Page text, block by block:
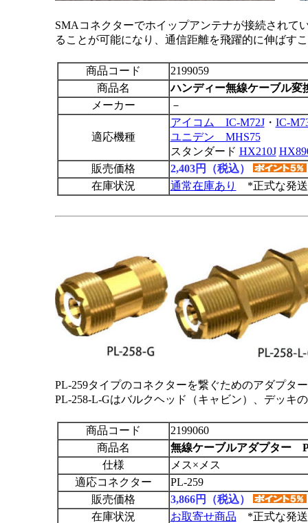
SMAコネクターでホイップアンテナが接続されて
ることが可能になり、通信距離を飛躍的に伸ばす
商品コード
2199059
商品名
ハンディー無線ケーブル
メーカー
－
適応機種
アイコム IC-M72J・ IC-
ユニデン MHS75
スタンダード HX210J
販売価格
2,403円（税込）
在庫状況
通常在庫あり *正式な発送
PL-259タイプのコネクターを繋ぐためのアダプタ
PL-258-L-Gはバルクヘッド（キャビン）、デッキ
商品コード
2199060
商品名
無線ケーブルアダプター
仕様
メス×メス
適応コネクター
PL-259
販売価格
3,866円（税込）
在庫状況
お取寄せ商品 *正式な発送